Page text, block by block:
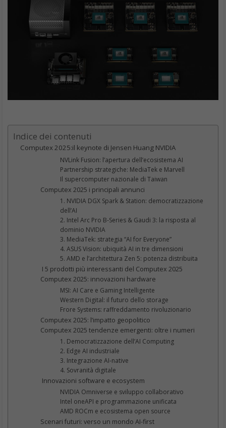
Indice dei contenuti
Computex 2025:il keynote di Jensen Huang NVIDIA
NVLink Fusion: l’apertura dell’ecosistema AI
Partnership strategiche: MediaTek e Marvell
Il supercomputer nazionale di Taiwan
Computex 2025 i principali annunci
1. NVIDIA DGX Spark & Station: democratizzazione
dell’AI
2. Intel Arc Pro B‑Series & Gaudi 3: la risposta al
dominio NVIDIA
3. MediaTek: strategia “AI for Everyone”
4. ASUS Vision: ubiquità AI in tre dimensioni
5. AMD e l’architettura Zen 5: potenza distribuita
I 5 prodotti più interessanti del Computex 2025
Computex 2025: innovazioni hardware
MSI: AI Care e Gaming Intelligente
Western Digital: il futuro dello storage
Frore Systems: raffreddamento rivoluzionario
Computex 2025: l’impatto geopolitico
Computex 2025 tendenze emergenti: oltre i numeri
1. Democratizzazione dell’AI Computing
2. Edge AI industriale
3. Integrazione AI-native
4. Sovranità digitale
Innovazioni software e ecosystem
NVIDIA Omniverse e sviluppo collaborativo
Intel oneAPI e programmazione unificata
AMD ROCm e ecosistema open source
Scenari futuri: verso un mondo AI-first